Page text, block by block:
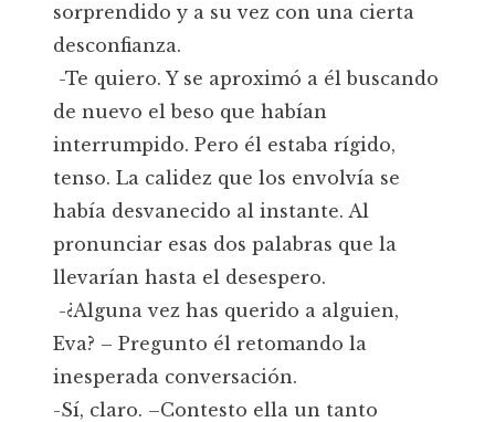
sorprendido y a su vez con una cierta
desconfianza.
-Te quiero. Y se aproximó a él buscando
de nuevo el beso que habían
interrumpido. Pero él estaba rígido,
tenso. La calidez que los envolvía se
había desvanecido al instante. Al
pronunciar esas dos palabras que la
llevarían hasta el desespero.
-¿Alguna vez has querido a alguien,
Eva? – Pregunto él retomando la
inesperada conversación.
-Sí, claro. –Contesto ella un tanto